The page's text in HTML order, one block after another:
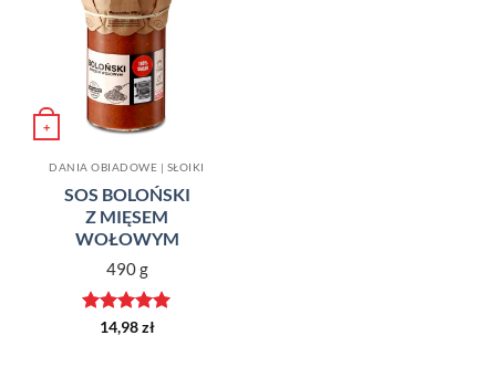
Dodaj do
ulubionych
+
DANIA OBIADOWE | SŁOIKI
SOS BOLOŃSKI
Z MIĘSEM
WOŁOWYM
490 g
Oceniono
14,98zł